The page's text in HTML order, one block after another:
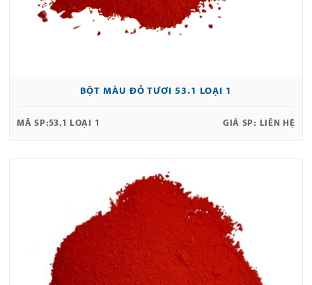
BỘT MÀU ĐỎ TƯƠI 53.1 LOẠI 1
MÃ SP:53.1 LOẠI 1 GIÁ SP: LIÊN HỆ